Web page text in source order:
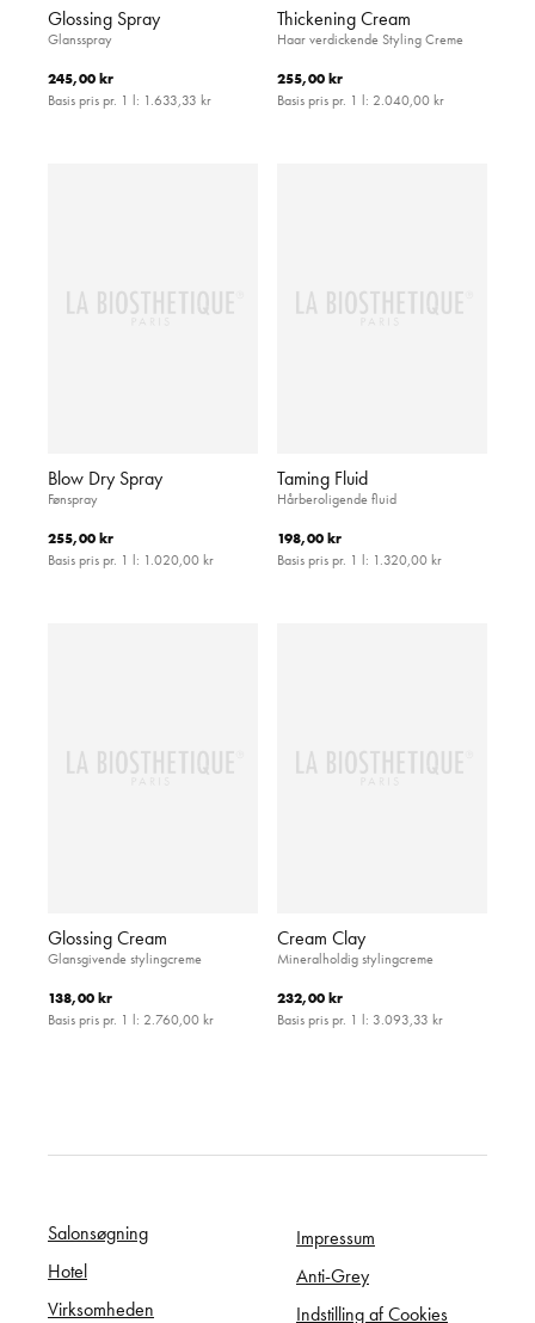
Glossing Spray
Glansspray
245,00 kr
Basis pris pr. 1 l: 1.633,33 kr
Thickening Cream
Haar verdickende Styling Creme
255,00 kr
Basis pris pr. 1 l: 2.040,00 kr
Blow Dry Spray
Fønspray
255,00 kr
Basis pris pr. 1 l: 1.020,00 kr
Taming Fluid
Hårberoligende fluid
198,00 kr
Basis pris pr. 1 l: 1.320,00 kr
Glossing Cream
Glansgivende stylingcreme
138,00 kr
Basis pris pr. 1 l: 2.760,00 kr
Cream Clay
Mineralholdig stylingcreme
232,00 kr
Basis pris pr. 1 l: 3.093,33 kr
Salonsøgning
Hotel
Virksomheden
Impressum
Anti-Grey
Indstilling af Cookies